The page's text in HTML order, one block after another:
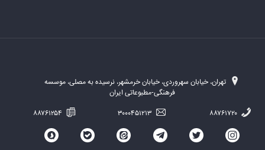
تهران، خیابان سهروردی، خیابان خرمشهر، نرسیده به مصلی، موسسه
فرهنگی-مطبوعاتی ایران